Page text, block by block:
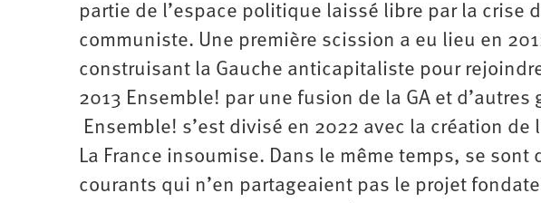
partie de l’espace politique laissé libre par la crise
communiste. Une première scission a eu lieu en
construisant la Gauche anticapitaliste pour
2013 Ensemble! par une fusion de la GA et
Ensemble! s’est divisé en 2022 avec la création
La France insoumise. Dans le même temps, se sont
courants qui n’en partageaient pas le projet